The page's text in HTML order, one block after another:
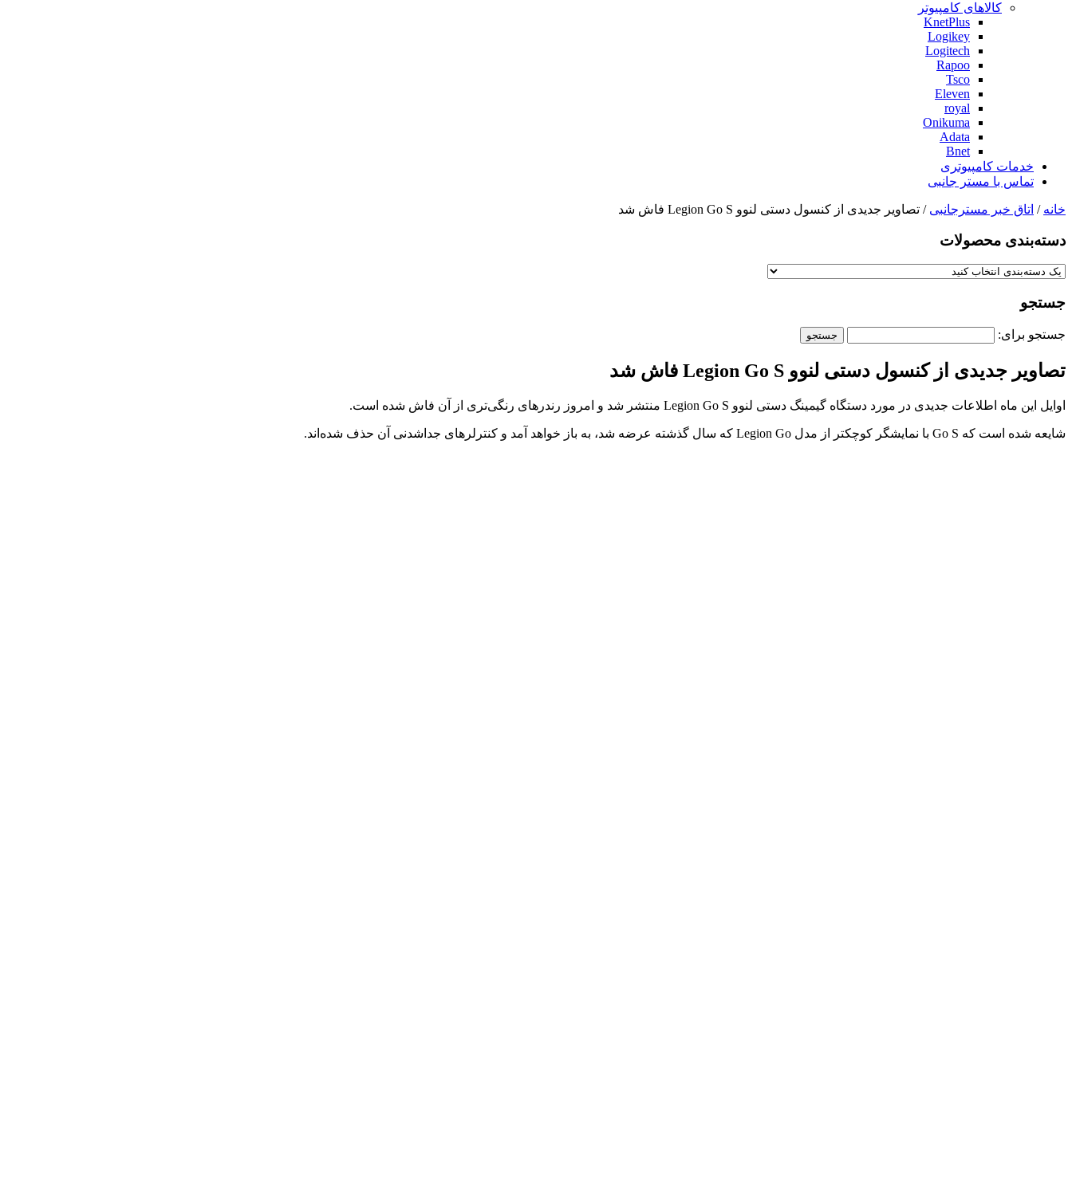
کالاهای کامپیوتر
KnetPlus
Logikey
Logitech
Rapoo
Tsco
Eleven
royal
Onikuma
Adata
Bnet
خدمات کامپیوتری
تماس با مستر جانبی
خانه / اتاق خبر مسترجانبی / تصاویر جدیدی از کنسول دستی لنوو Legion Go S فاش شد
دسته‌بندی‌ محصولات
جستجو
جستجو برای:
تصاویر جدیدی از کنسول دستی لنوو Legion Go S فاش شد
اوایل این ماه اطلاعات جدیدی در مورد دستگاه گیمینگ دستی لنوو Legion Go S منتشر شد و امروز رندرهای رنگی‌تری از آن فاش شده است.
شایعه شده است که Go S با نمایشگر کوچکتر از مدل Legion Go که سال گذشته عرضه شد، به باز خواهد آمد و کنترلرهای جداشدنی آن حذف شده‌اند.